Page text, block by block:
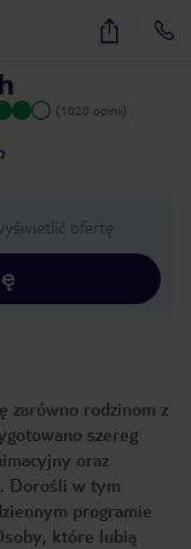
24
(1020 opinii)
ofertę
zarówno rodzinom z
szereg
oraz
Dorośli w tym
programie
które lubią